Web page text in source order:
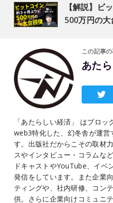
【解説】ビ
500万円の大
この記事
あた
「あたらしい経済」 はブロ
web3特化した、幻冬舎が運
す。出版社だからこその取材
スやインタビュー・コラムな
ドキャストやYouTube、イベ
発信をしています。また企業
ティングや、社内研修、コン
供。さらに企業向けコミュニ